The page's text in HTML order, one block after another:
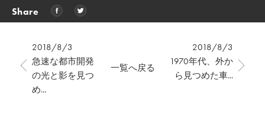
Share
2018/8/3
急速な都市開発
の光と影を見つ
め...
2018/8/3
1970年代、外か
ら見つめた車...
一覧へ戻る